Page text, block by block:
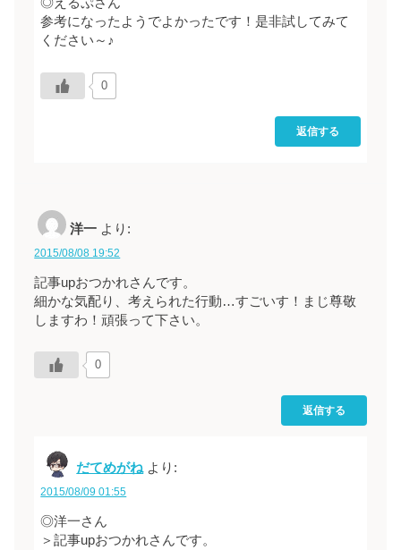
参考になったようでよかったです！是非試してみて
ください～♪
0
返信する
洋一 より:
2015/08/08 19:52
記事upおつかれさんです。
細かな気配り、考えられた行動…すごいす！まじ尊敬
しますわ！頑張って下さい。
0
返信する
だてめがね より:
2015/08/09 01:55
◎洋一さん
＞記事upおつかれさんです。